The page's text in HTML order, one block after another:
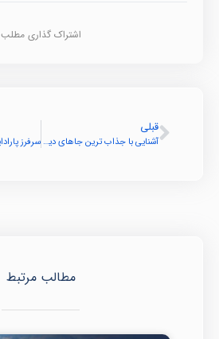
اشتراک گذاری مطلب
قبلی
آشنایی با جذاب ترین جاهای دیدنی انتاریو
مطالب مرتبط